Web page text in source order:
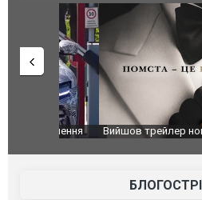
Вийшов трейлер нової